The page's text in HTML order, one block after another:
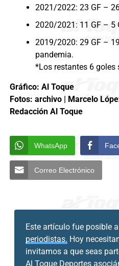
2021/2022: 23 GF –
2020/2021: 11 GF – 5
2019/2020: 29 GF –
pandemia.
*Los restantes 6
Gráfico: Al Toque
Fotos: archivo | Marcelo
Redacción Al Toque
WhatsApp
Correo Electrónico
Este artículo fue posible
periodistas. Hoy
invitamos a que seas
Al Toque Deportes